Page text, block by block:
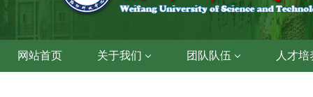
网站首页 关于我们 团队队伍 人才培